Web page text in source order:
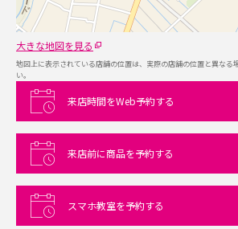
大きな地図を見る
地図上に表示されている店舗の位置は、実際の店舗の位置と異なる
い。
来店時間をWeb予約する
来店前に商品を予約する
スマホ教室を予約する